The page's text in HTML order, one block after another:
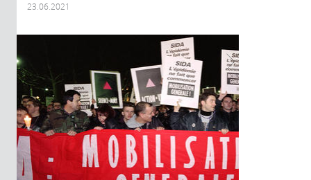
23.06.2021